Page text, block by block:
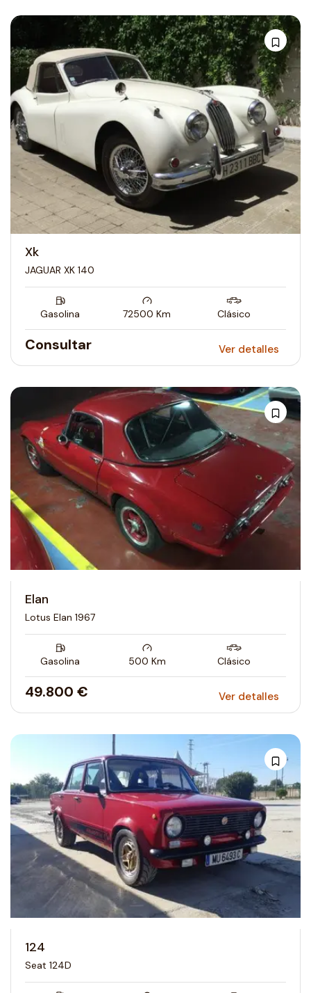
Xk
JAGUAR XK 140
Gasolina 72500 Km Clásico
Consultar Ver detalles
Elan
Lotus Elan 1967
Gasolina 500 Km Clásico
49.800 € Ver detalles
124
Seat 124D